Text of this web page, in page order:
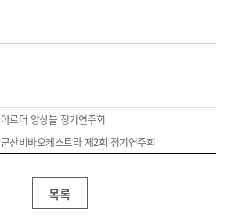
아르더 앙상블 정기연주회
군산비바오케스트라 제2회 정기연주회
목록